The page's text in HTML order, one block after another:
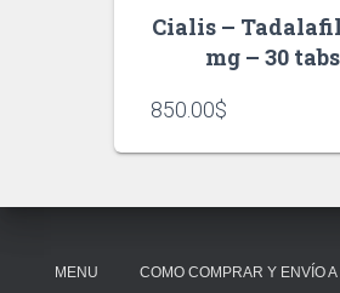
Cialis –
mg – 30 tabs
850.00$
MENU COMO COMPRAR Y ENVÍO